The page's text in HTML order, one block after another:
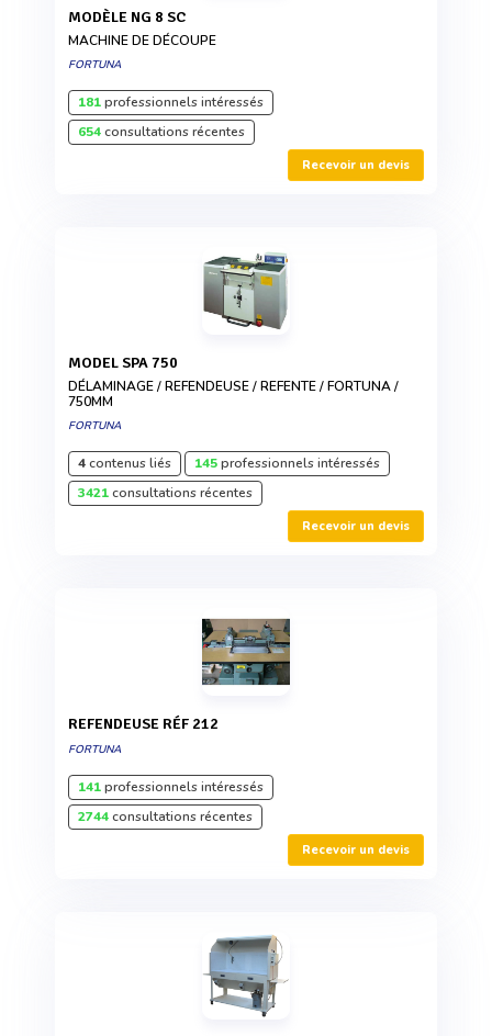
MODÈLE NG 8 SC
MACHINE DE DÉCOUPE
FORTUNA
181professionnels intéressés
654consultations récentes
Recevoir un devis
MODEL SPA 750
DÉLAMINAGE / REFENDEUSE / REFENTE / FORTUNA /
750MM
FORTUNA
4contenus liés 145professionnels intéressés
3421consultations récentes
Recevoir un devis
REFENDEUSE RÉF 212
FORTUNA
141professionnels intéressés
2744consultations récentes
Recevoir un devis